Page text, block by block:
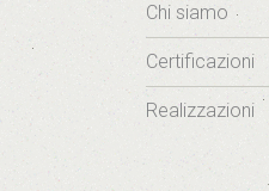
Chi siamo
Certificazioni
Realizzazioni